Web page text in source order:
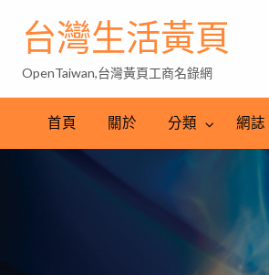
台灣生活黃頁
OpenTaiwan,台灣黃頁工商名錄網
首頁 關於 分類 網誌